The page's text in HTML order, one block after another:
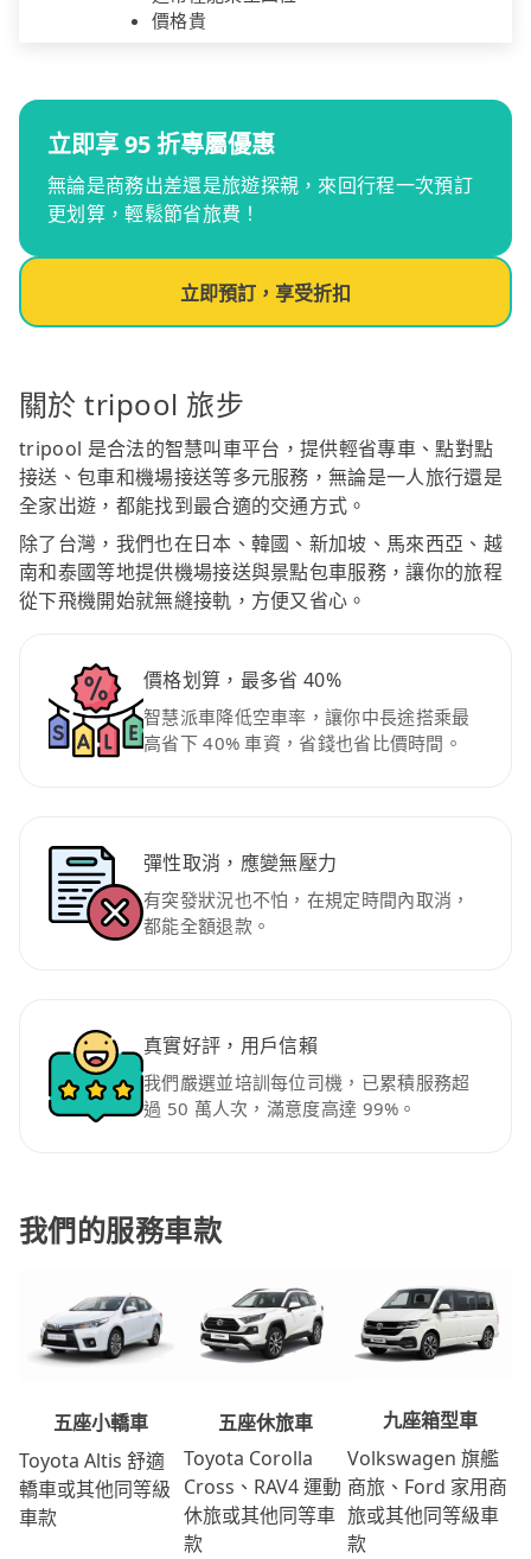
價格貴
立即享 95 折專屬優惠
無論是商務出差還是旅遊探親，來回行程一次預訂
更划算，輕鬆節省旅費！
立即預訂，享受折扣
關於 tripool 旅步
tripool 是合法的智慧叫車平台，提供輕省專車、點對點
接送、包車和機場接送等多元服務，無論是一人旅行還是
全家出遊，都能找到最合適的交通方式。
除了台灣，我們也在日本、韓國、新加坡、馬來西亞、越
南和泰國等地提供機場接送與景點包車服務，讓你的旅程
從下飛機開始就無縫接軌，方便又省心。
價格划算，最多省 40%
智慧派車降低空車率，讓你中長途搭乘最
高省下 40% 車資，省錢也省比價時間。
彈性取消，應變無壓力
有突發狀況也不怕，在規定時間內取消，
都能全額退款。
真實好評，用戶信賴
我們嚴選並培訓每位司機，已累積服務超
過 50 萬人次，滿意度高達 99%。
我們的服務車款
五座小轎車
Toyota Altis 舒適
轎車或其他同等級
車款
五座休旅車
Toyota Corolla
Cross、RAV4 運動
休旅或其他同等車
款
九座箱型車
Volkswagen 旗艦
商旅、Ford 家用商
旅或其他同等級車
款